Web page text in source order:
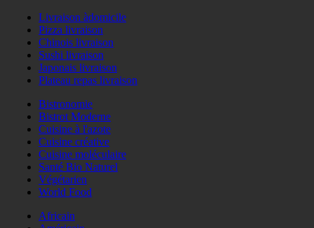
Livraison àdomicile
Pizza livraison
Chinois livraison
Sushi livraison
Japonais livraison
Plateau repas livraison
Bistronomie
Bistrot Moderne
Cuisine à l'azote
Cuisine créative
Cuisine moléculaire
Santé Bio Naturel
Végétarien
World Food
Africain